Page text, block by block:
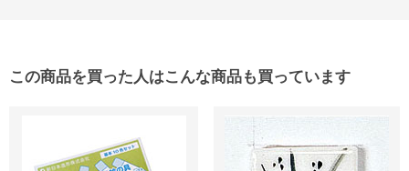
この商品を買った人はこんな商品も買っています